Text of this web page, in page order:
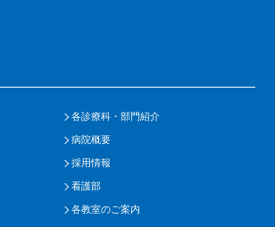
各診療科・部門紹介
病院概要
採用情報
看護部
各教室のご案内